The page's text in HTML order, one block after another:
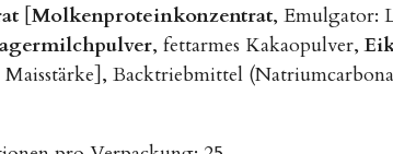
[Molkenproteinkonzentrat, Emulgator:
, fettarmes Kakaopulver,
Backtriebmittel